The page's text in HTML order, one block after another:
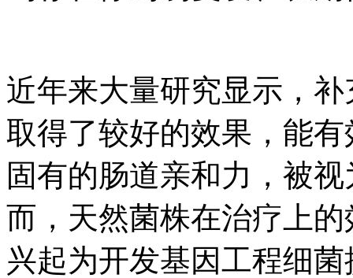
近年来大量研究显示，
取得了较好的效果，能
固有的肠道亲和力，被
而，天然菌株在治疗上
兴起为开发基因工程细